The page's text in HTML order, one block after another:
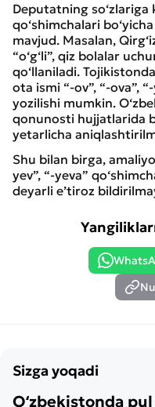
Deputatning so‘zlariga
qo‘shimchalari
mavjud. Masalan,
“o‘g‘li”, qiz bolalar
qo‘llaniladi.
ota ismi “-ov”, “-ova”,
yozilishi mumkin.
qonunosti hujjatlarida
yetarlicha
Shu bilan birga,
yev”, “-yeva”
deyarli e’tiroz
Sizga yoqadi
Oʻzbekistonda pul